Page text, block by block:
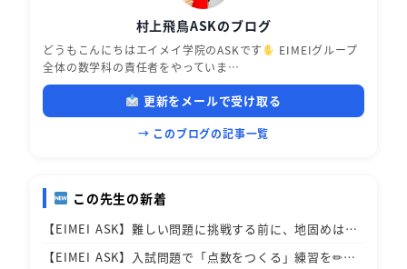
村上飛鳥ASKのブログ
どうもこんにちはエイメイ学院のASKです
EIMEIグループ
全体の数学科の責任者をやっていま…
更新をメールで受け取る
→ このブログの記事一覧
この先生の新着
【EIMEI ASK】難しい問題に挑戦する前に、地固めは…
【EIMEI ASK】入試問題で「点数をつくる」練習を✏…